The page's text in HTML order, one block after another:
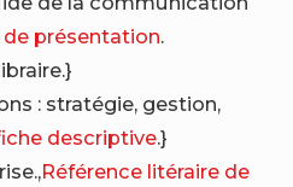
de présentation.
: stratégie, gestion,
descriptive.}
Référence litéraire de